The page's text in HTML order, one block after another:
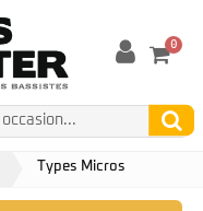
0
Types Micros